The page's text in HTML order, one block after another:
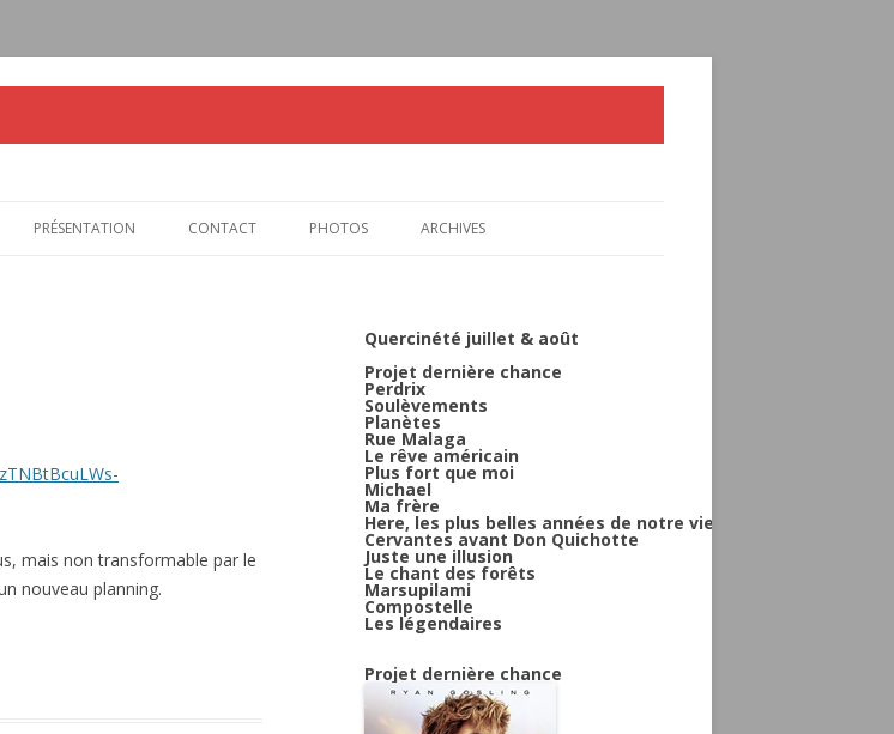
PRÉSENTATION CONTACT PHOTOS
2019 QUERCINÉTÉ
ARCHIVES
2021-2025
2016-2020
2011-2015
mais non transformable par le
nouveau planning.
Quercinété juillet & août
Projet dernière chance
Perdrix
Soulèvements
Planètes
Rue Malaga
Le rêve américain
Plus fort que moi
Michael
Ma frère
Here, les plus belles années de notre vie
Cervantes avant Don Quichotte
Juste une illusion
Le chant des forêts
Marsupilami
Compostelle
Les légendaires
Projet dernière chance